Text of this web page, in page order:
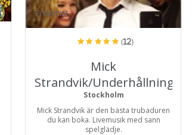
ProArtist
(12)
Mick
Strandvik/Underhållningen
Stockholm
Mick Strandvik är den bästa trubaduren
du kan boka. Livemusik med sann
spelglädje.